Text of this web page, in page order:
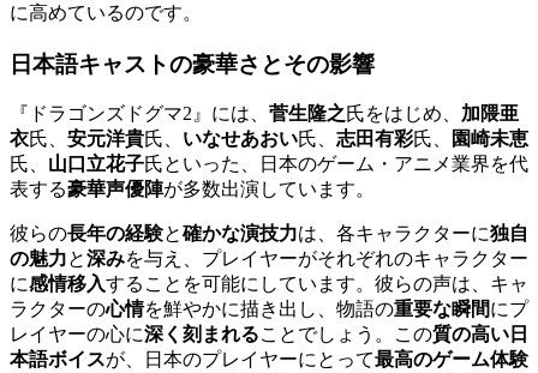
に高めているのです。
日本語キャストの豪華さとその影響
『ドラゴンズドグマ2』には、 菅生隆之氏をはじめ、 加隈亜
衣氏、 安元洋貴氏、 いなせあおい氏、 志田有彩氏、
園崎未恵
氏、 山口立花子氏といった、日本のゲーム・アニメ業界を代
表する豪華声優陣が多数出演しています。
彼らの長年の経験と確かな演技力は、各キャラクターに独自
の魅力と深みを与え、プレイヤーがそれぞれのキャラクター
に感情移入することを可能にしています。彼らの声は、キャ
ラクターの心情を鮮やかに描き出し、物語の重要な瞬間にプ
レイヤーの心に深く刻まれることでしょう。この質の高い日
本語ボイスが、日本のプレイヤーにとって最高のゲーム体験